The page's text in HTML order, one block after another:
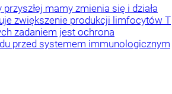
mamy zmienia się i działa
zwiększenie produkcji limfocytów T
zadaniem jest ochrona
przed systemem immunologicznym